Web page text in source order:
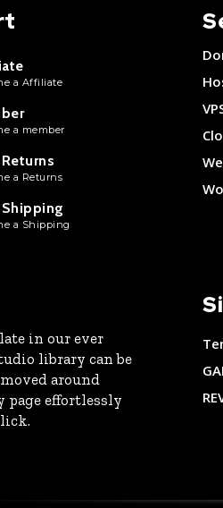
a Affiliate
a member
a Returns
Shipping
a Shipping
in our ever
library can be
around
effortlessly